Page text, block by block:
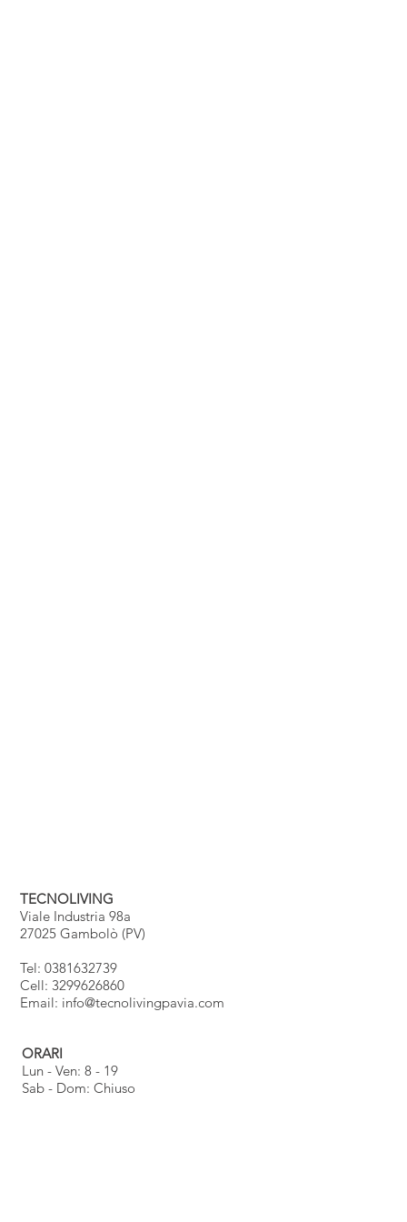
TECNOLIVING
Viale Industria 98a
27025 Gambolò (PV)
Tel: 0381632739
Cell: 3299626860
Email: info@tecnolivingpavia.com
ORARI
Lun - Ven: 8 - 19
Sab - Dom: Chiuso